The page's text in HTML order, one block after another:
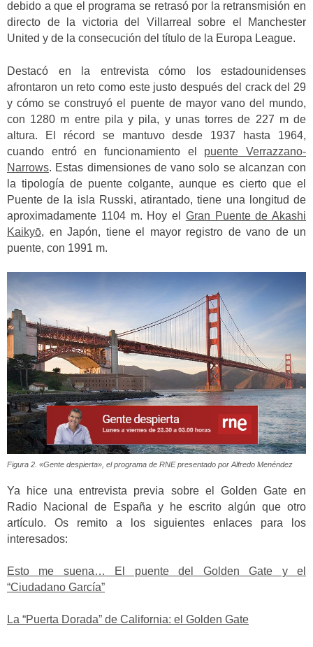
debido a que el programa se retrasó por la retransmisión en
directo de la victoria del Villarreal sobre el Manchester
United y de la consecución del título de la Europa League.
Destacó en la entrevista cómo los estadounidenses
afrontaron un reto como este justo después del crack del 29
y cómo se construyó el puente de mayor vano del mundo,
con 1280 m entre pila y pila, y unas torres de 227 m de
altura.
El récord se mantuvo desde 1937 hasta 1964,
cuando entró en funcionamiento el puente Verrazzano-
Narrows. Estas dimensiones de vano solo se alcanzan con
la tipología de puente colgante, aunque es cierto que el
Puente de la isla Russki, atirantado, tiene una longitud de
aproximadamente 1104 m. Hoy el Gran Puente de Akashi
Kaikyō, en Japón, tiene el mayor registro de vano de un
puente, con 1991 m.
Figura 2. «Gente despierta», el programa de RNE presentado por Alfredo Menéndez
Ya hice una entrevista previa sobre el Golden Gate en
Radio Nacional de España y he escrito algún que otro
artículo. Os remito a los siguientes enlaces para los
interesados:
Esto me suena… El puente del Golden Gate y el
“Ciudadano García”
La “Puerta Dorada” de California: el Golden Gate